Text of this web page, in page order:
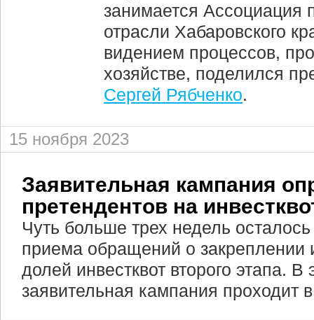
занимается Ассоциация
отрасли Хабаровского
видением процессов,
хозяйстве, поделился
Сергей Рябченко.
15 ноября 2023
Заявительная кампания
претендентов на
Чуть больше трех недель
приема обращений о закреплении
долей инвестквот второго этапа. В
заявительная кампания проходит